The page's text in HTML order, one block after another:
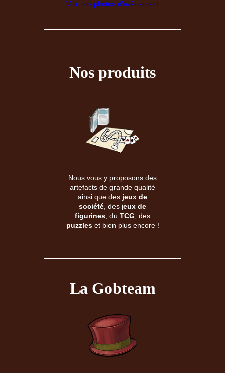
Voir nos photos d’évènement
Nos produits
Nous vous y proposons des
artefacts de grande qualité
ainsi que des jeux de
société , des jeux de
figurines , du TCG , des
puzzleset bien plus encore !
La Gobteam